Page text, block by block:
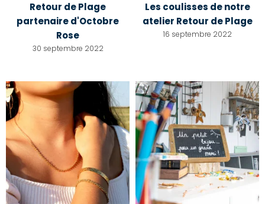
Retour de Plage
partenaire d'Octobre
Rose
30 septembre 2022
Les coulisses de notre
atelier Retour de Plage
16 septembre 2022